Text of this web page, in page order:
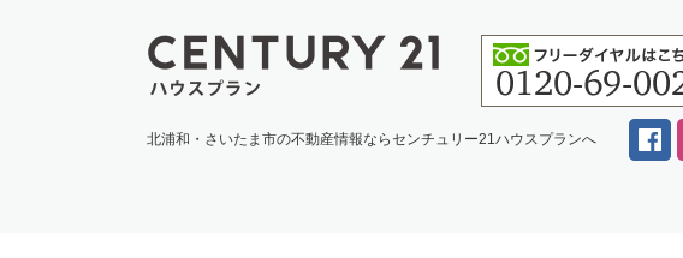
北浦和・さいたま市の不動産情報ならセンチュリー21ハウスプランへ